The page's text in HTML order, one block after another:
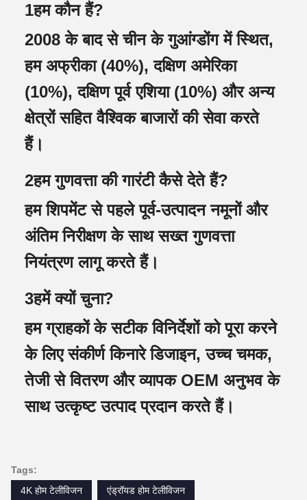
1हम कौन हैं?
2008 के बाद से चीन के गुआंग्डोंग में स्थित,
हम अफ्रीका (40%), दक्षिण अमेरिका
(10%), दक्षिण पूर्व एशिया (10%) और अन्य
क्षेत्रों सहित वैश्विक बाजारों की सेवा करते
हैं।
2हम गुणवत्ता की गारंटी कैसे देते हैं?
हम शिपमेंट से पहले पूर्व-उत्पादन नमूनों और
अंतिम निरीक्षण के साथ सख्त गुणवत्ता
नियंत्रण लागू करते हैं।
3हमें क्यों चुना?
हम ग्राहकों के सटीक विनिर्देशों को पूरा करने
के लिए संकीर्ण किनारे डिजाइन, उच्च चमक,
तेजी से वितरण और व्यापक OEM अनुभव के
साथ उत्कृष्ट उत्पाद प्रदान करते हैं।
Tags:
4K होम टेलीविजन
एंड्रॉयड होम टेलीविजन